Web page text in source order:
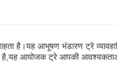
है।यह आभूषण भंडारण ट्रे
है,यह आयोजक ट्रे आपकी